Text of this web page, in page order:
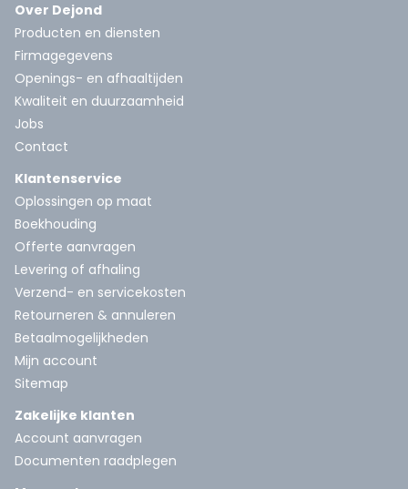
Over Dejond
Producten en diensten
Firmagegevens
Openings- en afhaaltijden
Kwaliteit en duurzaamheid
Jobs
Contact
Klantenservice
Oplossingen op maat
Boekhouding
Offerte aanvragen
Levering of afhaling
Verzend- en servicekosten
Retourneren & annuleren
Betaalmogelijkheden
Mijn account
Sitemap
Zakelijke klanten
Account aanvragen
Documenten raadplegen